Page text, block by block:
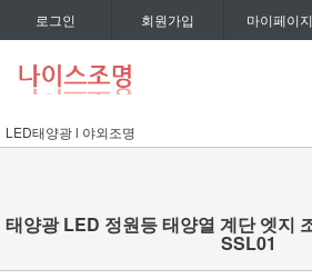
로그인 회원가입 마이페이지
LED태양광 l 야외조명
태양광 LED 정원등 태양열 계단 엣지
SSL01